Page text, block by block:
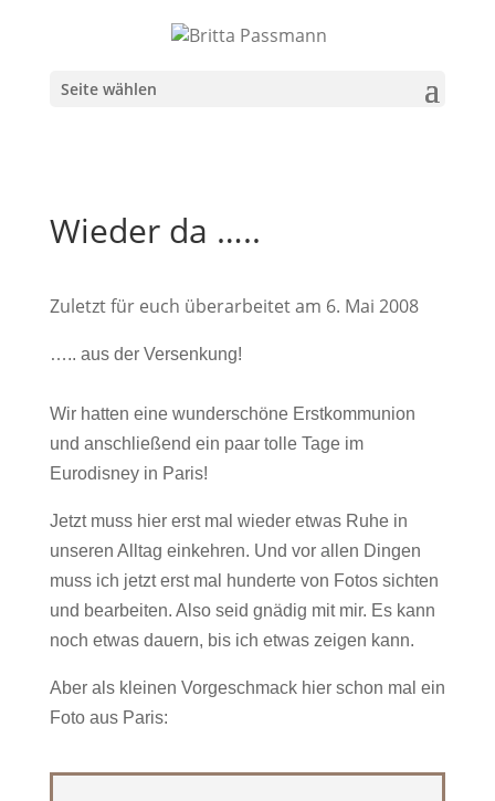
Seite wählen
Wieder da …..
Zuletzt für euch überarbeitet am 6. Mai 2008
….. aus der Versenkung!
Wir hatten eine wunderschöne Erstkommunion
und anschließend ein paar tolle Tage im
Eurodisney in Paris!
Jetzt muss hier erst mal wieder etwas Ruhe in
unseren Alltag einkehren. Und vor allen Dingen
muss ich jetzt erst mal hunderte von Fotos sichten
und bearbeiten. Also seid gnädig mit mir. Es kann
noch etwas dauern, bis ich etwas zeigen kann.
Aber als kleinen Vorgeschmack hier schon mal ein
Foto aus Paris: